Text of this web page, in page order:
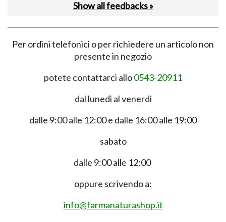
Show all feedbacks »
Per ordini telefonici o per richiedere un articolo non
presente in negozio
potete contattarci allo0543-20911
dal lunedì al venerdì
dalle 9:00 alle 12:00 e dalle 16:00 alle 19:00
sabato
dalle 9:00 alle 12:00
oppure scrivendo a:
info@farmanaturashop.it